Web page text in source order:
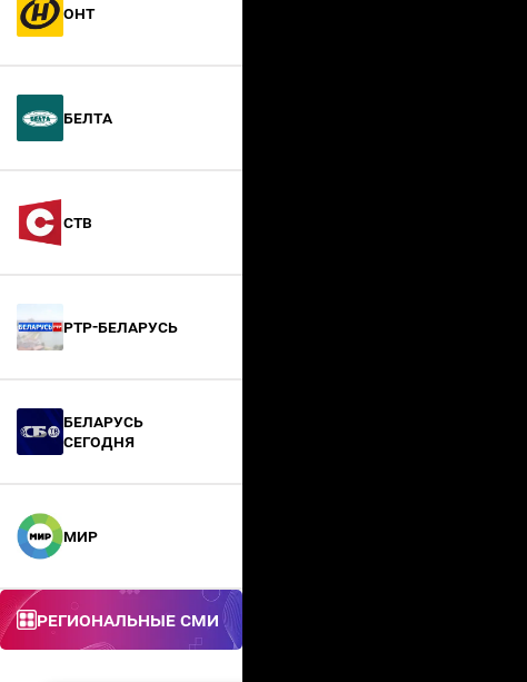
ОНТ
БелТА
СТВ
РТР-Беларусь
БЕЛАРУСЬ
СЕГОДНЯ
МИР
Региональные СМИ